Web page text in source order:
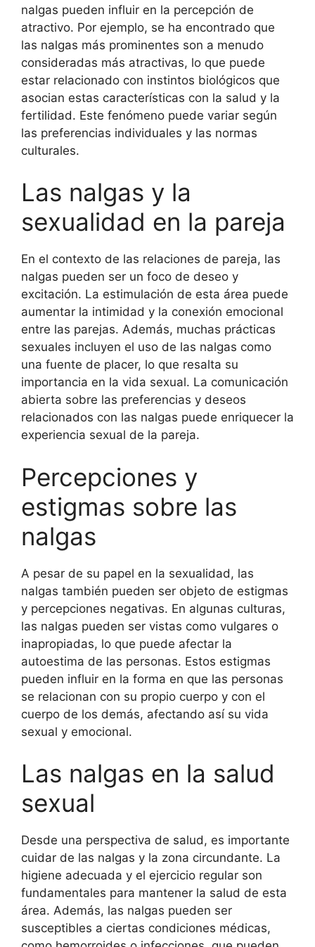
nalgas pueden influir en la percepción de
atractivo. Por ejemplo, se ha encontrado que
las nalgas más prominentes son a menudo
consideradas más atractivas, lo que puede
estar relacionado con instintos biológicos que
asocian estas características con la salud y la
fertilidad. Este fenómeno puede variar según
las preferencias individuales y las normas
culturales.
Las nalgas y la
sexualidad en la pareja
En el contexto de las relaciones de pareja, las
nalgas pueden ser un foco de deseo y
excitación. La estimulación de esta área puede
aumentar la intimidad y la conexión emocional
entre las parejas. Además, muchas prácticas
sexuales incluyen el uso de las nalgas como
una fuente de placer, lo que resalta su
importancia en la vida sexual. La comunicación
abierta sobre las preferencias y deseos
relacionados con las nalgas puede enriquecer la
experiencia sexual de la pareja.
Percepciones y
estigmas sobre las
nalgas
A pesar de su papel en la sexualidad, las
nalgas también pueden ser objeto de estigmas
y percepciones negativas. En algunas culturas,
las nalgas pueden ser vistas como vulgares o
inapropiadas, lo que puede afectar la
autoestima de las personas. Estos estigmas
pueden influir en la forma en que las personas
se relacionan con su propio cuerpo y con el
cuerpo de los demás, afectando así su vida
sexual y emocional.
Las nalgas en la salud
sexual
Desde una perspectiva de salud, es importante
cuidar de las nalgas y la zona circundante. La
higiene adecuada y el ejercicio regular son
fundamentales para mantener la salud de esta
área. Además, las nalgas pueden ser
susceptibles a ciertas condiciones médicas,